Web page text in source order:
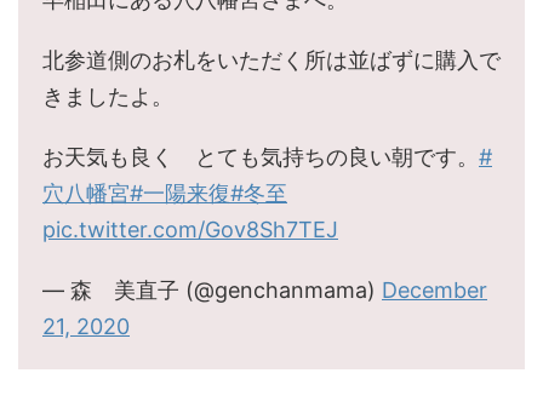
北参道側のお札をいただく所は並ばずに購入で
きましたよ。
お天気も良く とても気持ちの良い朝です。 #
穴八幡宮#一陽来復#冬至
pic.twitter.com/Gov8Sh7TEJ
— 森 美直子 (@genchanmama) December
21, 2020